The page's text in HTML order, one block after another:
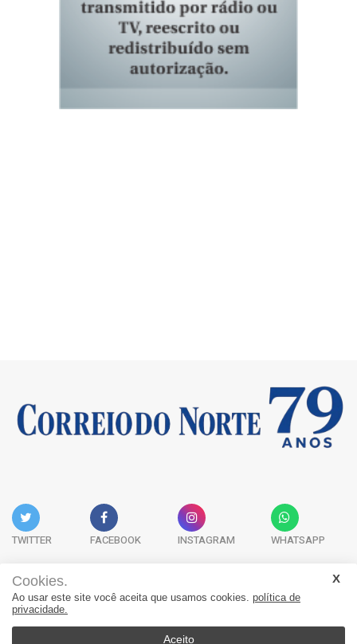
TWITTER FACEBOOK INSTAGRAM WHATSAPP
Acervo Digital Fale Conosco Quem Somos
Cookies.
Ao usar este site você aceita que usamos cookies. política de
privacidade.
Aceito